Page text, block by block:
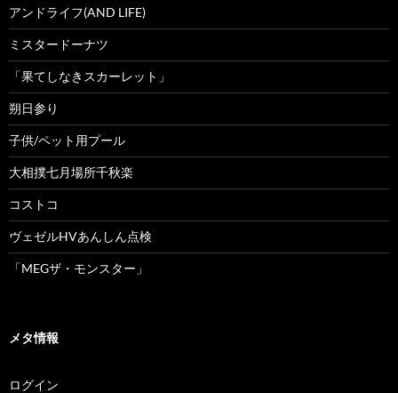
アンドライフ(AND LIFE)
ミスタードーナツ
「果てしなきスカーレット」
朔日参り
子供/ペット用プール
大相撲七月場所千秋楽
コストコ
ヴェゼルHVあんしん点検
「MEGザ・モンスター」
メタ情報
ログイン